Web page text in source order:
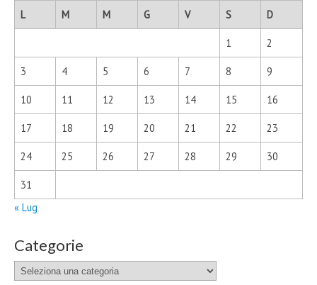
L M M G V S D
1 2
3 4 5 6 7 8 9
10 11 12 13 14 15 16
17 18 19 20 21 22 23
24 25 26 27 28 29 30
31
« Lug
Categorie
Categorie